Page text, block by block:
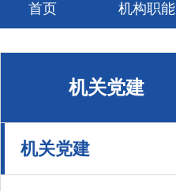
首页 机构职能
机关党建
机关党建